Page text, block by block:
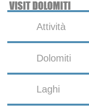
Attività
Dolomiti
Laghi